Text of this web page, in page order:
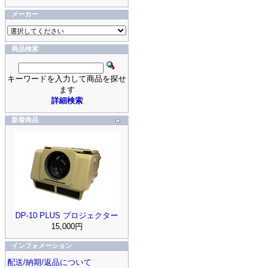
メーカー
商品検索
キーワードを入力して商品を探せ
ます
詳細検索
新着商品
DP-10 PLUS プロジェクター
15,000円
インフォメーション
配送/納期/返品について